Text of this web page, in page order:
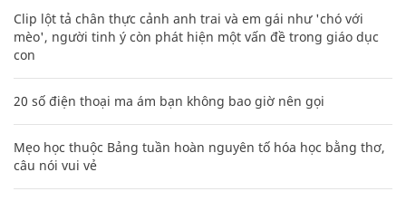
Clip lột tả chân thực cảnh anh trai và em gái như 'chó với
mèo', người tinh ý còn phát hiện một vấn đề trong giáo dục
con
20 số điện thoại ma ám bạn không bao giờ nên gọi
Mẹo học thuộc Bảng tuần hoàn nguyên tố hóa học bằng thơ,
câu nói vui vẻ